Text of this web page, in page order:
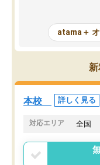
が、自分で自分の
とっては難しい部
かと思った。
atama＋
本校 詳しく見る
対応エリア 全国